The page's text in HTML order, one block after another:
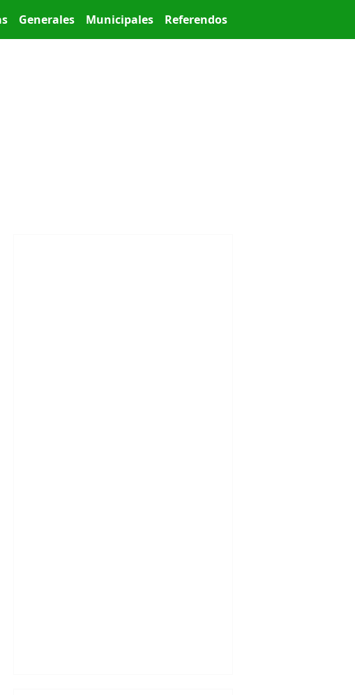
Generales Municipales Referendos